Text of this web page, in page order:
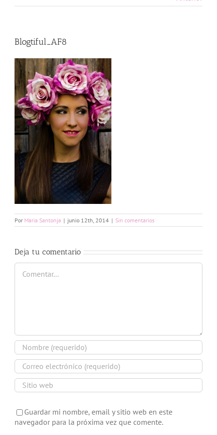
Blogtiful_AF8
Por Maria Santonja | junio 12th, 2014 | Sin comentarios
Deja tu comentario
Comentar
Guardar mi nombre, email y sitio web en este
navegador para la próxima vez que comente.